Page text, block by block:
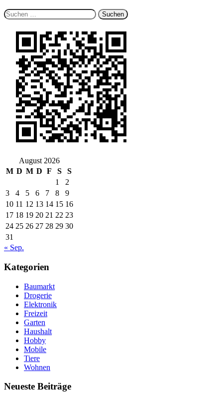
Suchen
nach:
August 2026
M D M D F S
S
1
2
3
4 5 6 7 8
9
10 11 12 13 14 15 16
17 18 19 20 21 22 23
24 25 26 27 28 29 30
31
« Sep.
Kategorien
Baumarkt
Drogerie
Elektronik
Freizeit
Garten
Haushalt
Hobby
Mobile
Tiere
Wohnen
Neueste Beiträge